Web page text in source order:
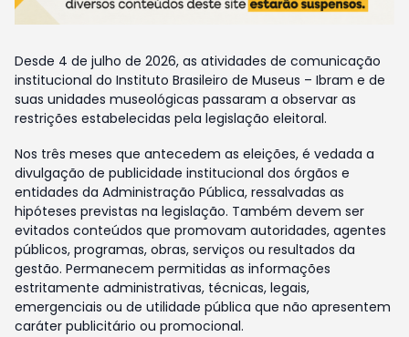
Desde 4 de julho de 2026, as atividades de comunicação
institucional do Instituto Brasileiro de Museus – Ibram e de
suas unidades museológicas passaram a observar as
restrições estabelecidas pela legislação eleitoral.
Nos três meses que antecedem as eleições, é vedada a
divulgação de publicidade institucional dos órgãos e
entidades da Administração Pública, ressalvadas as
hipóteses previstas na legislação. Também devem ser
evitados conteúdos que promovam autoridades, agentes
públicos, programas, obras, serviços ou resultados da
gestão. Permanecem permitidas as informações
estritamente administrativas, técnicas, legais,
emergenciais ou de utilidade pública que não apresentem
caráter publicitário ou promocional.